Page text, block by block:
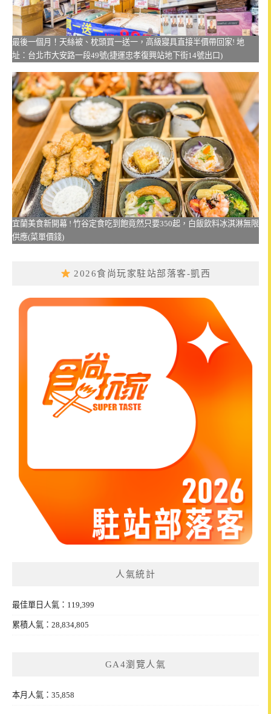
最後一個月！天絲被、枕頭買一送一，高級寢具直接半價帶回家! 地
址：台北市大安路一段49號(捷運忠孝復興站地下街14號出口)
宜蘭美食新開幕 ! 竹谷定食吃到飽竟然只要350起，白飯飲料冰淇淋無限
供應(菜單價錢)
2026食尚玩家駐站部落客-凱西
人氣統計
最佳單日人氣：119,399
累積人氣：28,834,805
GA4瀏覽人氣
本月人氣：35,858